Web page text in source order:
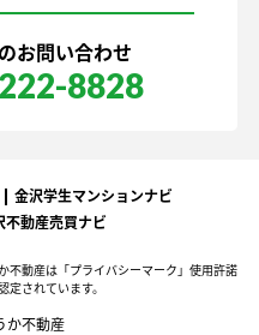
お問い合わせ
8828
金沢学生マンションナビ
不動産売買ナビ
不動産は「プライバシーマーク」 使用許諾
定されています。
か不動産